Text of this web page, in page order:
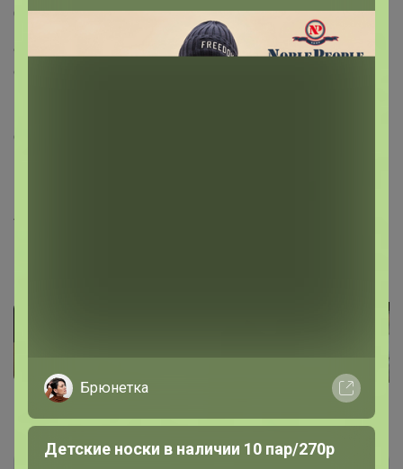
СОВЕТ К РЕЦЕПТУ
Формой для десерта может быть что угодно:
стеклянная чаша, контейнер, тарелка для торта с
форма. Чтобы пропитка была идеальной, окунать
Артикул
Комментарии 53
Брюнетка
Детские носки в наличии 10 пар/270р